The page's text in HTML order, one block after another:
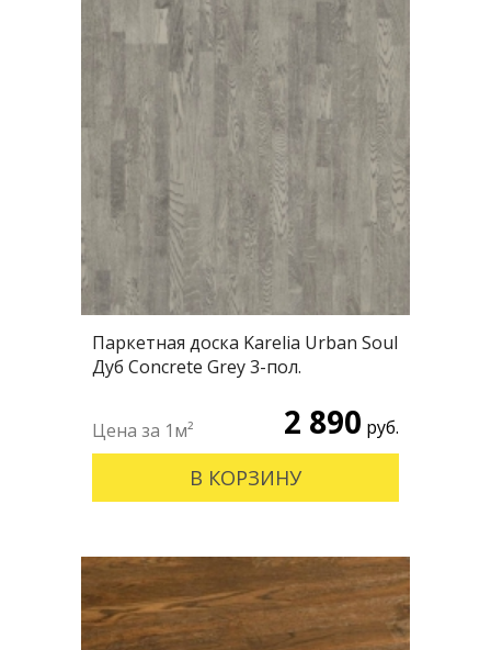
Паркетная доска Karelia Urban Soul
Дуб Concrete Grey 3-пол.
2 890 руб.
В КОРЗИНУ